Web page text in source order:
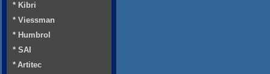
* Kibri
* Viessman
* Humbrol
* SAI
* Artitec